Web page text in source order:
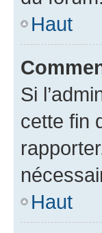
Haut
Si
cette fin
Haut